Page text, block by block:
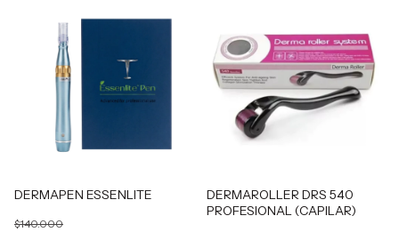
DERMAPEN ESSENLITE
$140.000
DERMAROLLER DRS 540
PROFESIONAL (CAPILAR)